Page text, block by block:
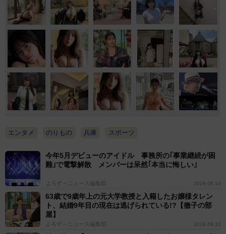
エンタメ のりもの 兵庫 スポーツ
今年5月デビューのアイドル 事務所の｢事業継続が困
難｣で電撃解散 メンバーは呆然｢本当に悔しい｣
よろず～ニュース編集部 2026.08.10
63歳で9歳年上の元大学教授と入籍したお嬢様タレン
ト、結婚9年目の現在は逃げられている!?【徹子の部
屋】
よろず～ニュース編集部 2026.08.10